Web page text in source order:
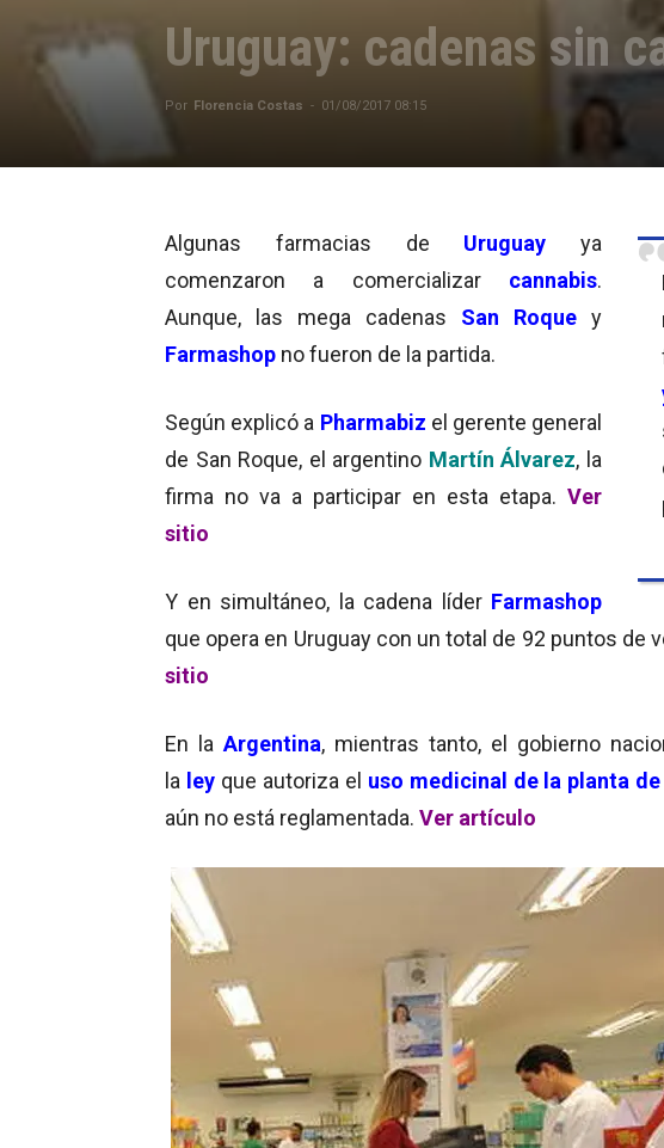
Uruguay: cadenas sin
Por Florencia Costas - 01/08/2017 08:15
Algunas farmacias de Uruguay ya
comenzaron a comercializarcannabis.
Aunque, las mega cadenas San Roque y
Farmashop no fueron de la partida.
Según explicó a Pharmabiz el gerente general
de San Roque, el argentino Martín Álvarez, la
firma no va a participar en esta etapa. Ver
sitio
Y en simultáneo, la cadena líderFarmashop
que opera en Uruguay con un total de 92 puntos de
sitio
En la Argentina, mientras tanto, el gobierno
la ley que autoriza el uso medicinal de la planta
aún no está reglamentada. Ver artículo